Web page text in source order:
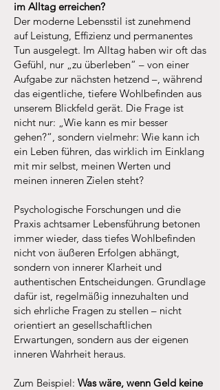
im Alltag erreichen?
Der moderne Lebensstil ist zunehmend
auf Leistung, Effizienz und permanentes
Tun ausgelegt. Im Alltag haben wir oft das
Gefühl, nur „zu überleben“ – von einer
Aufgabe zur nächsten hetzend –, während
das eigentliche, tiefere Wohlbefinden aus
unserem Blickfeld gerät. Die Frage ist
nicht nur: „Wie kann es mir besser
gehen?“, sondern vielmehr: Wie kann ich
ein Leben führen, das wirklich im Einklang
mit mir selbst, meinen Werten und
meinen inneren Zielen steht?
Psychologische Forschungen und die
Praxis achtsamer Lebensführung betonen
immer wieder, dass tiefes Wohlbefinden
nicht von äußeren Erfolgen abhängt,
sondern von innerer Klarheit und
authentischen Entscheidungen. Grundlage
dafür ist, regelmäßig innezuhalten und
sich ehrliche Fragen zu stellen – nicht
orientiert an gesellschaftlichen
Erwartungen, sondern aus der eigenen
inneren Wahrheit heraus.
Zum Beispiel: Was wäre, wenn Geld keine